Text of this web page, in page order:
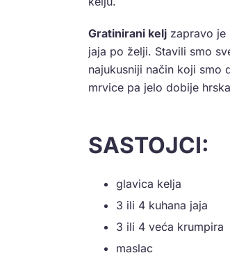
Gratinirani kelj zapravo je
jaja po želji. Stavili smo
najukusniji način koji smo
mrvice pa jelo dobije
SASTOJCI:
glavica kelja
3 ili 4 kuhana jaja
3 ili 4 veća krumpira
maslac